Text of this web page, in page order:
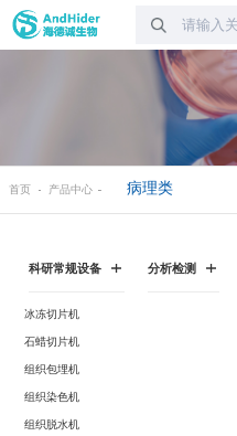
首页 产品中心 病理类
科研常规设备 分析检测
冰冻切片机
石蜡切片机
组织包埋机
组织染色机
组织脱水机